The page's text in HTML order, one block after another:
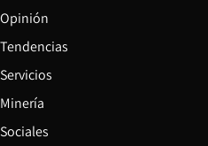
Opinión
Tendencias
Servicios
Minería
Sociales